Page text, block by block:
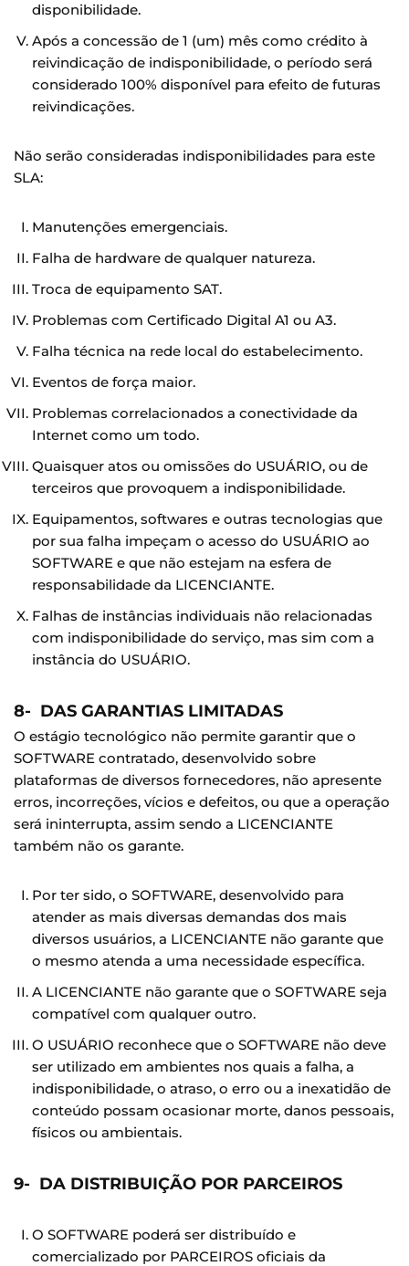
disponibilidade.
Após a concessão de 1 (um) mês como crédito à
reivindicação de indisponibilidade, o período será
considerado 100% disponível para efeito de futuras
reivindicações.
Não serão consideradas indisponibilidades para este
SLA:
Manutenções emergenciais.
Falha de hardware de qualquer natureza.
Troca de equipamento SAT.
Problemas com Certificado Digital A1 ou A3.
Falha técnica na rede local do estabelecimento.
Eventos de força maior.
Problemas correlacionados a conectividade da
Internet como um todo.
Quaisquer atos ou omissões do USUÁRIO, ou de
terceiros que provoquem a indisponibilidade.
Equipamentos, softwares e outras tecnologias que
por sua falha impeçam o acesso do USUÁRIO ao
SOFTWARE e que não estejam na esfera de
responsabilidade da LICENCIANTE.
Falhas de instâncias individuais não relacionadas
com indisponibilidade do serviço, mas sim com a
instância do USUÁRIO.
8- DAS GARANTIAS LIMITADAS
O estágio tecnológico não permite garantir que o
SOFTWARE contratado, desenvolvido sobre
plataformas de diversos fornecedores, não apresente
erros, incorreções, vícios e defeitos, ou que a operação
será ininterrupta, assim sendo a LICENCIANTE
também não os garante.
Por ter sido, o SOFTWARE, desenvolvido para
atender as mais diversas demandas dos mais
diversos usuários, a LICENCIANTE não garante que
o mesmo atenda a uma necessidade específica.
A LICENCIANTE não garante que o SOFTWARE seja
compatível com qualquer outro.
O USUÁRIO reconhece que o SOFTWARE não deve
ser utilizado em ambientes nos quais a falha, a
indisponibilidade, o atraso, o erro ou a inexatidão de
conteúdo possam ocasionar morte, danos pessoais,
físicos ou ambientais.
9- DA DISTRIBUIÇÃO POR PARCEIROS
O SOFTWARE poderá ser distribuído e
comercializado por PARCEIROS oficiais da